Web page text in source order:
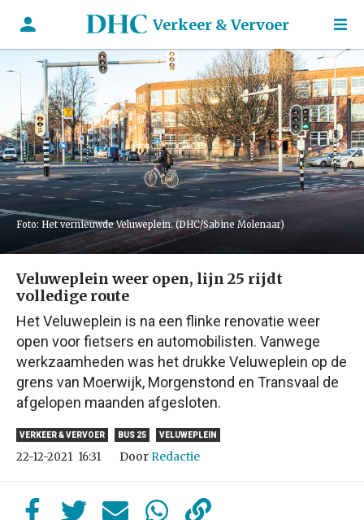
Verkeer & Vervoer
Foto: Het vernieuwde Veluweplein. (DHC/Sabine Molenaar)
Veluweplein weer open, lijn 25 rijdt
volledige route
Het Veluweplein is na een flinke renovatie weer
open voor fietsers en automobilisten. Vanwege
werkzaamheden was het drukke Veluweplein op de
grens van Moerwijk, Morgenstond en Transvaal de
afgelopen maanden afgesloten.
VERKEER & VERVOER BUS 25 VELUWEPLEIN
22-12-2021 16:31 DoorRedactie